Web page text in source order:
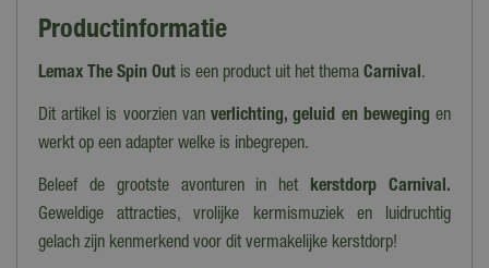
Productinformatie
Lemax The Spin Out is een product uit het thema Carnival.
Dit artikel is voorzien vanverlichting, geluid en beweging en
werkt op een adapter welke is inbegrepen.
Beleef de grootste avonturen in het kerstdorp Carnival.
Geweldige attracties, vrolijke kermismuziek en luidruchtig
gelach zijn kenmerkend voor dit vermakelijke kerstdorp!